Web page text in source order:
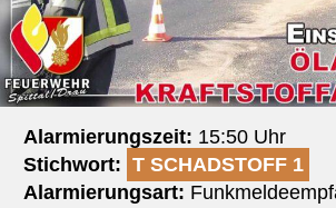
Alarmierungszeit: 15:50 Uhr
Stichwort: T SCHADSTOFF 1
Alarmierungsart: